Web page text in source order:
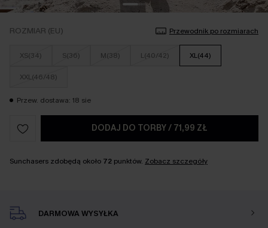
ROZMIAR (EU) Przewodnik po rozmiarach
XS(34) S(36) M(38) L(40/42) XL(44)
XXL(46/48)
Przew. dostawa: 18 sie
DODAJ DO TORBY/ 71,99 ZŁ
Sunchasers zdobędą około 72 punktów. Zobacz szczegóły
DARMOWA WYSYŁKA